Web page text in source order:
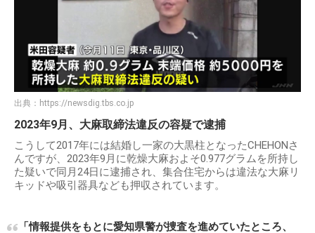
出典： https://newsdig.tbs.co.jp
2023年9月、大麻取締法違反の容疑で逮捕
こうして2017年には結婚し一家の大黒柱となったCHEHONさ
んですが、2023年9月に乾燥大麻およそ0.977グラムを所持し
た疑いで同月24日に逮捕され、集合住宅からは違法な大麻リ
キッドや吸引器具なども押収されています。
「情報提供をもとに愛知県警が捜査を進めていたところ、